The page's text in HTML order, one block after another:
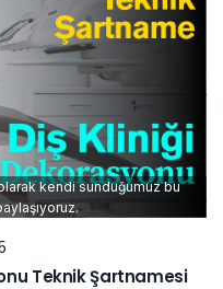
kendi sunduğumuz bu
Teknik Şartnamesi